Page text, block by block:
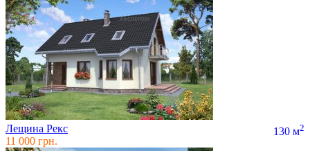
Лещина Рекс 130 м2
11 000 грн.